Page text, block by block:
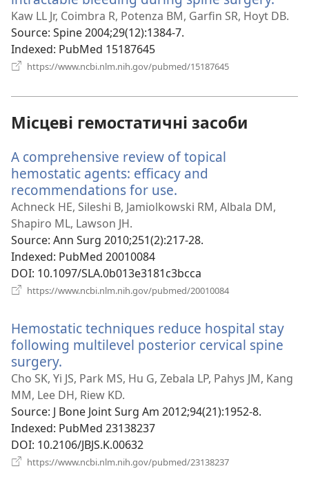
у
Kaw LL Jr, Coimbra R, Potenza BM, Garfin SR, Hoyt DB.
Source‎: Spine 2004;29(12):1384-7.
Indexed‎: PubMed 15187645
https://www.ncbi.nlm.nih.gov/pubmed/15187645
Місцеві гемостатичні засоби
A comprehensive review of topical
hemostatic agents: efficacy and
recommendations for use.
у
вікні)
Achneck HE, Sileshi B, Jamiolkowski RM, Albala DM,
Shapiro ML, Lawson JH.
Source‎: Ann Surg 2010;251(2):217-28.
Indexed‎: PubMed 20010084
DOI‎: 10.1097/SLA.0b013e3181c3bcca
https://www.ncbi.nlm.nih.gov/pubmed/20010084
вікні)
Hemostatic techniques reduce hospital stay
following multilevel posterior cervical spine
surgery.
у
новому
вікні)
Cho SK, Yi JS, Park MS, Hu G, Zebala LP, Pahys JM, Kang
MM, Lee DH, Riew KD.
Source‎: J Bone Joint Surg Am 2012;94(21):1952-8.
Indexed‎: PubMed 23138237
DOI‎: 10.2106/JBJS.K.00632
https://www.ncbi.nlm.nih.gov/pubmed/23138237